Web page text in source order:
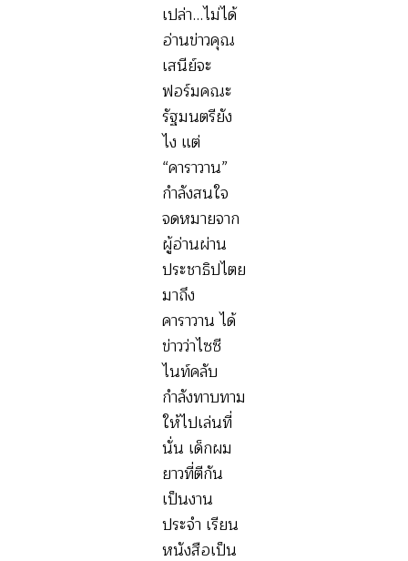
เปล่า…ไม่ได้
อ่านข่าวคุณ
เสนีย์จะ
ฟอร์มคณะ
รัฐมนตรียัง
ไง แต่
“คาราวาน”
กำลังสนใจ
จดหมายจาก
ผู้อ่านผ่าน
ประชาธิปไตย
มาถึง
คาราวาน ได้
ข่าวว่าไซซี
ไนท์คลับ
กำลังทาบทาม
ให้ไปเล่นที่
นั่น เด็กผม
ยาวที่ตีกัน
เป็นงาน
ประจำ เรียน
หนังสือเป็น